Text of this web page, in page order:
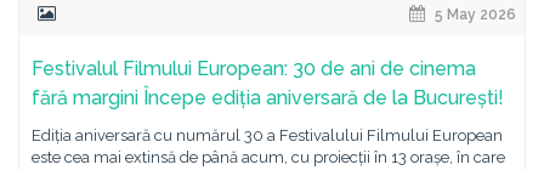
5 May 2026
Festivalul Filmului European: 30 de ani de cinema
fără margini Începe ediția aniversară de la București!
Ediția aniversară cu numărul 30 a Festivalului Filmului European
este cea mai extinsă de până acum, cu proiecții în 13 orașe, în care